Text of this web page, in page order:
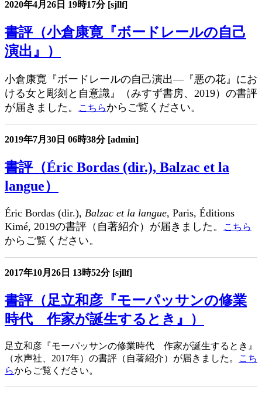
2020年4月26日 19時17分 [sjllf]
書評（小倉康寛『ボードレールの自己
演出』）
小倉康寛『ボードレールの自己演出―『悪の花』にお
ける女と彫刻と自意識』（みすず書房、2019）の書評
が届きました。
こちらからご覧ください。
2019年7月30日 06時38分 [admin]
書評（Éric Bordas (dir.), Balzac et la
langue）
Éric Bordas (dir.), Balzac et la langue, Paris, Éditions
Kimé, 2019の書評（自著紹介）が届きました。
こちら
からご覧ください。
2017年10月26日 13時52分 [sjllf]
書評（足立和彦『モーパッサンの修業
時代 作家が誕生するとき』）
足立和彦『モーパッサンの修業時代 作家が誕生するとき』
（水声社、2017年）の書評（自著紹介）が届きました。
こち
らからご覧ください。